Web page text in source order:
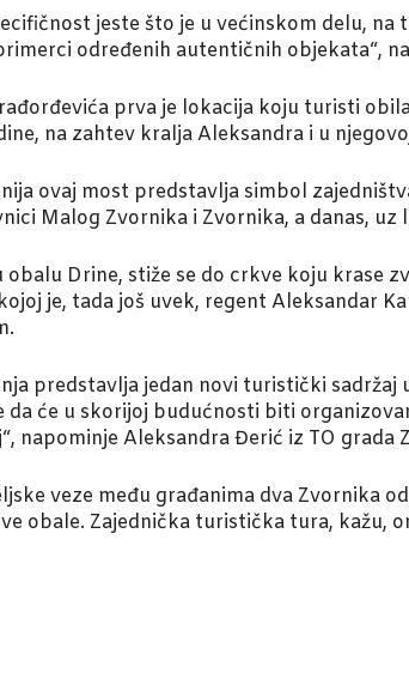
jeste što je u većinskom delu,
određenih autentičnih objekata“,
prva je lokacija koju turisti
na zahtev kralja Aleksandra i u
ovaj most predstavlja simbol
Malog Zvornika i Zvornika, a danas,
obalu Drine, stiže se do crkve koju krase
je, tada još uvek, regent Aleksandar
predstavlja jedan novi turistički
da će u skorijoj budućnosti biti
napominje Aleksandra Đerić iz TO grada
veze među građanima dva Zvornika
obale. Zajednička turistička tura, kažu,